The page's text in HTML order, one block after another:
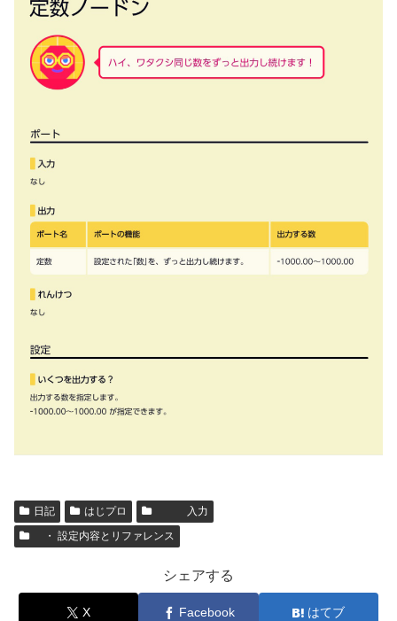
日記 はじプロ
入力
・ 設定内容とリファレンス
シェアする
X Facebook はてブ